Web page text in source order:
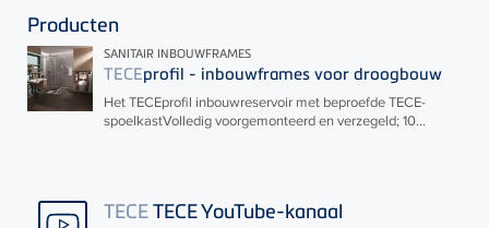
Producten
SANITAIR INBOUWFRAMES
TECEprofil - inbouwframes voor droogbouw
HetTECEprofil inbouwreservoir met beproefdeTECE-
spoelkastVolledig voorgemonteerd en verzegeld; 10...
TECETECE YouTube-kanaal